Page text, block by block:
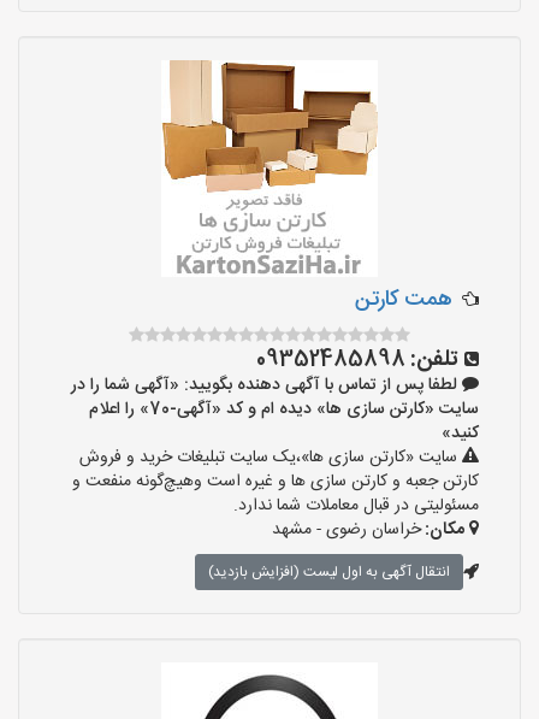
همت کارتن
تلفن: 09352485898
لطفا پس از تماس با آگهی دهنده بگویید: «آگهی شما را در
سایت «کارتن سازی ها» دیده ام و کد «آگهی-70» را اعلام
کنید»
سایت «کارتن سازی ها»،یک سایت تبلیغات خرید و فروش
کارتن جعبه و کارتن سازی ها و غیره است وهیچ‌گونه منفعت و
مسئولیتی در قبال معاملات شما ندارد.
مکان:خراسان رضوی - مشهد
انتقال آگهی به اول لیست (افزایش بازدید)